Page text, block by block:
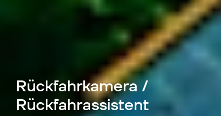
Rückfahrkamera /
Rückfahrassistent